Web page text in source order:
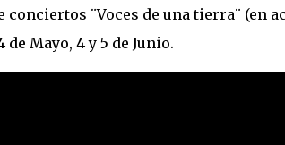
¨Voces de una tierra¨ (en
Mayo, 4 y 5 de Junio.